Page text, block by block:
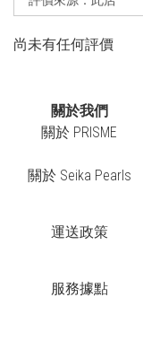
尚未有任何評價
關於我們
關於 PRISME
關於 Seika Pearls
運送政策
服務據點